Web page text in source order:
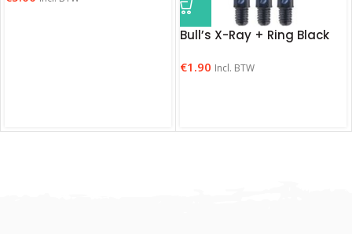
Bull’s X-Ray + Ring Black
€1.90 Incl. BTW